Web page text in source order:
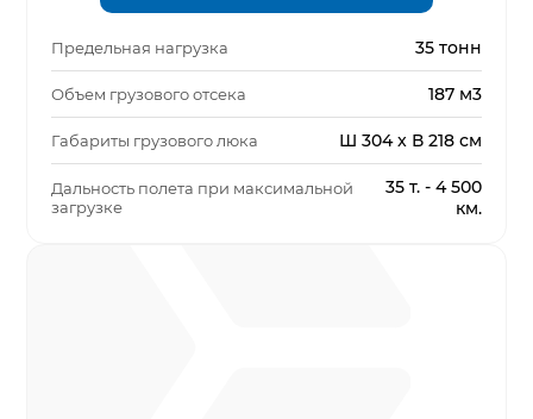
Предельная нагрузка 35 тонн
Объем грузового отсека 187 м3
Габариты грузового люка Ш 304 x В 218 см
Дальность полета при максимальной
загрузке
35 т. - 4 500
км.